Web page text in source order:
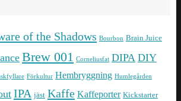
of the Shadows Bourbon Brain Juice
Brew 001 Corneliusfat DIPA DIY
Förkultur Hembryggning Humlegården
IPA jäst Kaffe Kaffeporter Kickstarter